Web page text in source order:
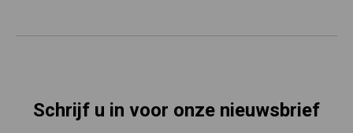
Schrijf u in voor onze nieuwsbrief